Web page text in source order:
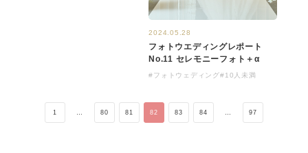
2024.05.28
フォトウエディングレポート
No.11 セレモニーフォト＋α
#フォトウェディング#10人未満
1 80 81 82 83 84 97